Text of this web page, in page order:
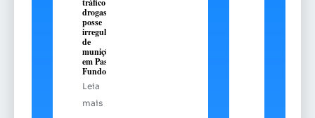
drogas e
posse
irregular
de
munições
em Passo
Fundo
Leia
mais